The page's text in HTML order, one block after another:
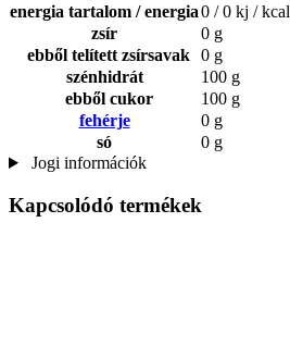
energia tartalom / energia0 / 0 kj / kcal
zsír
0 g
ebből telített zsírsavak 0 g
szénhidrát
100 g
ebből cukor
100 g
fehérje
0 g
só
0 g
Jogi információk
Kapcsolódó termékek